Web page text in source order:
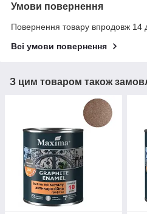
Умови повернення
Повернення товару впродовж 14
Всі умови повернення
З цим товаром також